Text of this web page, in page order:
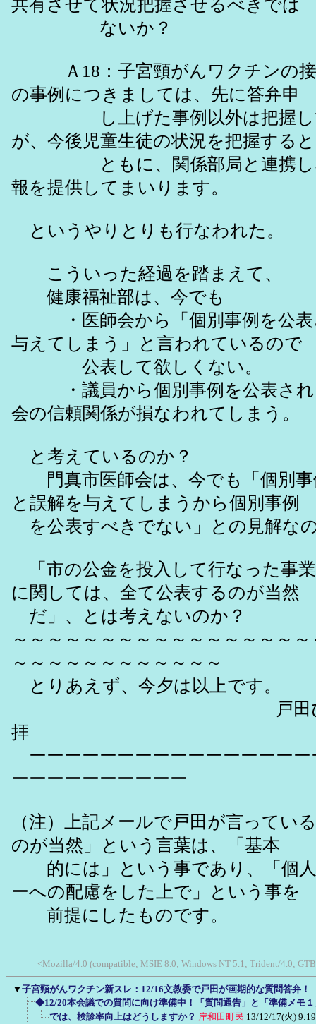
共有させて状況把握させるべきでは
ないか？
Ａ18：子宮頸がんワクチンの接
の事例につきましては、先に答弁申
し上げた事例以外は把握し
が、今後児童生徒の状況を把握すると
ともに、関係部局と連携しな
報を提供してまいります。
というやりとりも行なわれた。
こういった経過を踏まえて、
健康福祉部は、今でも
・医師会から「個別事例を公表
与えてしまう」と言われているので
公表して欲しくない。
・議員から個別事例を公表され
会の信頼関係が損なわれてしまう。
と考えているのか？
門真市医師会は、今でも「個別事
と誤解を与えてしまうから個別事例
を公表すべきでない」との見解な
「市の公金を投入して行なった事
に関しては、全て公表するのが当然
だ」、とは考えないのか？
～～～～～～～～～～～～～～～～
～～～～～～～～～～～～
とりあえず、今夕は以上です。
戸田ひさ
拝
ーーーーーーーーーーーーーーーー
ーーーーーーーーーー
（注）上記メールで戸田が言ってい
のが当然」という言葉は、「基本
的には」という事であり、「個
ーへの配慮をした上で」という事を
前提にしたものです。
<Mozilla/4.0 (compatible; MSIE 8.0; Windows NT 5.1; Trident/4.0;
▼ 子宮頸がんワクチン新スレ：12/16文教委で戸田が画期的な質問答弁！
◆12/20本会議での質問に向け準備中！「質問通告」と「準備メモ
では、検診率向上はどうしますか？ 岸和田町民 13/12/17(火) 9:19